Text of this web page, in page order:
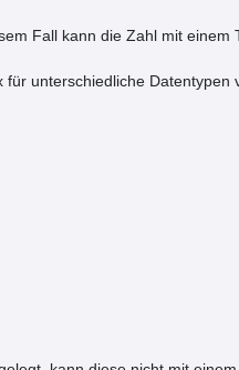
Fall kann die Zahl mit einem
unterschiedliche Datentypen